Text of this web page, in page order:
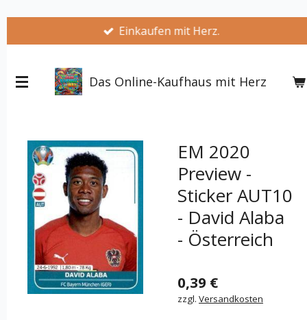
springen
Einkaufen mit Herz.
Das Online-Kaufhaus mit Herz
EM 2020
Preview -
Sticker AUT10
- David Alaba
- Österreich
0,39 €
zzgl. Versandkosten